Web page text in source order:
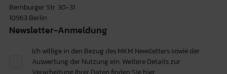
Bernburger Str. 30-31
10963 Berlin
Newsletter-Anmeldung
Ich willige in den Bezug des MKM Newsletters sowie der
Auswertung der Nutzung ein. Weitere Details zur